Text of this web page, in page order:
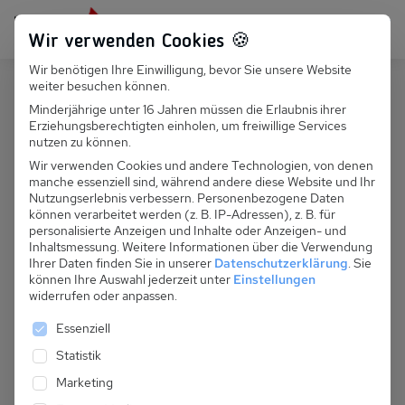
Persönlich für dich da: +49 251 899 050
Suchfeld
Suchen
D 047.120A - Bungalow 3b
Wir verwenden Cookies 🍪
Wir benötigen Ihre Einwilligung, bevor Sie unsere Website
weiter besuchen können.
Minderjährige unter 16 Jahren müssen die Erlaubnis ihrer
Erziehungsberechtigten einholen, um freiwillige Services
nutzen zu können.
Wir verwenden Cookies und andere Technologien, von denen
manche essenziell sind, während andere diese Website und Ihr
Nutzungserlebnis verbessern. Personenbezogene Daten
können verarbeitet werden (z. B. IP-Adressen), z. B. für
personalisierte Anzeigen und Inhalte oder Anzeigen- und
Inhaltsmessung. Weitere Informationen über die Verwendung
Ihrer Daten finden Sie in unserer Datenschutzerklärung. Sie
können Ihre Auswahl jederzeit unter Einstellungen
widerrufen oder anpassen.
Es folgt eine Liste der Service-Gruppen, für die
Essenziell
Statistik
Marketing